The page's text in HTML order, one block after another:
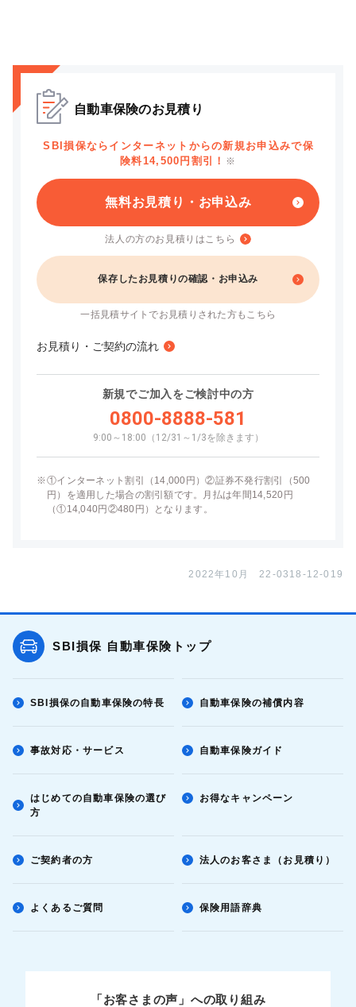
自動車保険のお見積り
SBI損保ならインターネットからの新規お申込みで保
険料14,500円割引！ ※
無料お見積り・お申込み
法人の方のお見積りはこちら
保存したお見積りの確認・お申込み
一括見積サイトでお見積りされた方もこちら
お見積り・ご契約の流れ
新規でご加入をご検討中の方
0800-8888-581
9:00～18:00（12/31～1/3を除きます）
※①インターネット割引（14,000円）②証券不発行割引（500
円）を適用した場合の割引額です。月払は年間14,520円
（①14,040円②480円）となります。
2022年10月 22-0318-12-019
SBI損保 自動車保険トップ
SBI損保の自動車保険の特長 自動車保険の補償内容
事故対応・サービス 自動車保険ガイド
はじめての自動車保険の選び
方
お得なキャンペーン
ご契約者の方 法人のお客さま（お見積り）
よくあるご質問 保険用語辞典
「お客さまの声」への取り組み